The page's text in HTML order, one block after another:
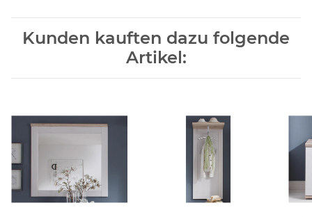
Kunden kauften dazu folgende
Artikel: